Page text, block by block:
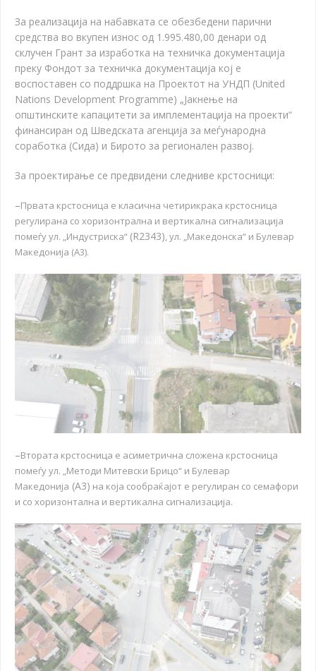
За реализација на набавката се обезбедени парични
средства во вкупен износ од 1.995.480,00 денари од
склучен Грант за изработка на техничка документација
преку Фондот за техничка документација кој е
воспоставен со поддршка на Проектот на УНДП (United
Nations Development Programme) „Јакнење на
општинските капацитети за имплементација на проекти“
финансиран од Шведската aгенција за меѓународна
соработка (Сида) и Бирото за регионален развој.
За проектирање се предвидени следниве крстосници:
–Првата крстосница е класична четирикрака крстосница
регулирана со хоризонтрална и вертикална сигнализација
помеѓу ул. „Индустриска“ (R2343), ул. „Македонска“ и Булевар
Македонија (А3).
–Втората крстосница е асиметрична сложена крстосница
помеѓу ул. „Методи Митевски Брицо“ и Булевар
Македонија (A3) на која сообраќајот е регулиран со семафори
и со хоризонтална и вертикална сигнализација.